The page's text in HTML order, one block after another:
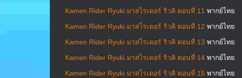
Kamen Rider Ryuki มาสไรเดอร์ ริวคิ ตอนที่ 11 พากย์ไทย
Kamen Rider Ryuki มาสไรเดอร์ ริวคิ ตอนที่ 12 พากย์ไทย
Kamen Rider Ryuki มาสไรเดอร์ ริวคิ ตอนที่ 13 พากย์ไทย
Kamen Rider Ryuki มาสไรเดอร์ ริวคิ ตอนที่ 14 พากย์ไทย
Kamen Rider Ryuki มาสไรเดอร์ ริวคิ ตอนที่ 15 พากย์ไทย